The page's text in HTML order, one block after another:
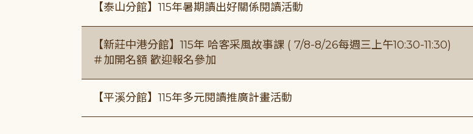
【泰山分館】115年暑期讀出好關係閱讀活動
【新莊中港分館】115年 哈客采風故事課 ( 7/8-8/26每週三上午10:30-11:30)
＃加開名額 歡迎報名參加
【平溪分館】115年多元閱讀推廣計畫活動